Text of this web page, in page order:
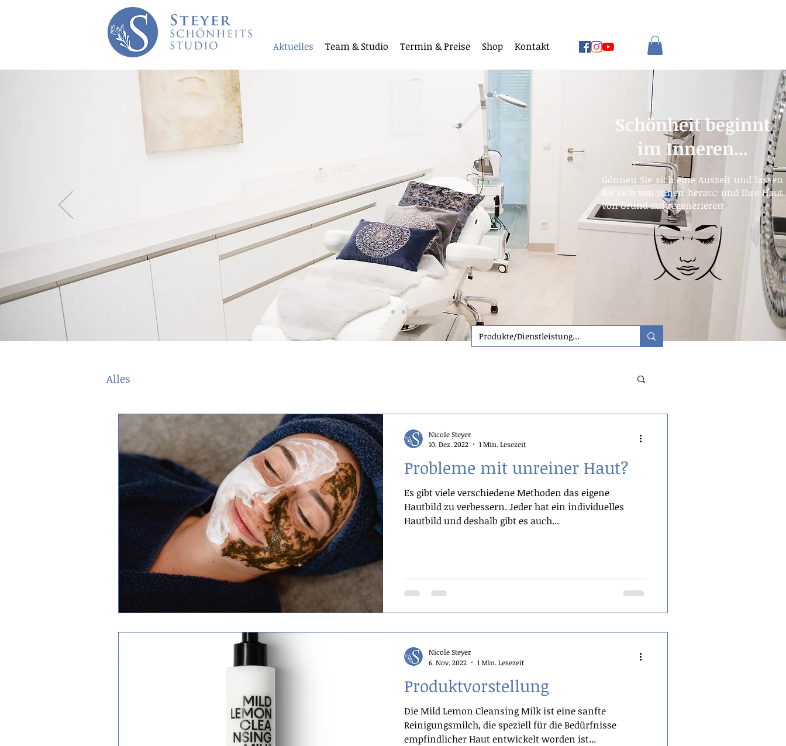
Aktuelles Team & Studio Termin & Preise Shop Kontakt
Schönheit beginnt
im Inneren...
Gönnen Sie sich eine Auszeit und lassen
Sie sich von Innen heraus und Ihre Haut
von Grund auf regenerieren.
Alles
Probleme mit unreiner Haut?
Es gibt viele verschiedene Methoden das eigene
Hautbild zu verbessern. Jeder hat ein individuelles
Hautbild und deshalb gibt es auch...
Nicole Steyer
10. Dez. 2022
1 Min. Lesezeit
Produktvorstellung
Die Mild Lemon Cleansing Milk ist eine sanfte
Reinigungsmilch, die speziell für die Bedürfnisse
empfindlicher Haut entwickelt worden ist...
Nicole Steyer
6. Nov. 2022
1 Min. Lesezeit